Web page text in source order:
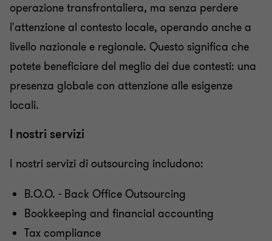
operazione transfrontaliera, ma senza perdere
l'attenzione al contesto locale, operando anche a
livello nazionale e regionale. Questo significa che
potete beneficiare del meglio dei due contesti: una
presenza globale con attenzione alle esigenze
locali.
I nostri servizi
I nostri servizi di outsourcing includono:
B.O.O. - Back Office Outsourcing
Bookkeeping and financial accounting
Tax compliance